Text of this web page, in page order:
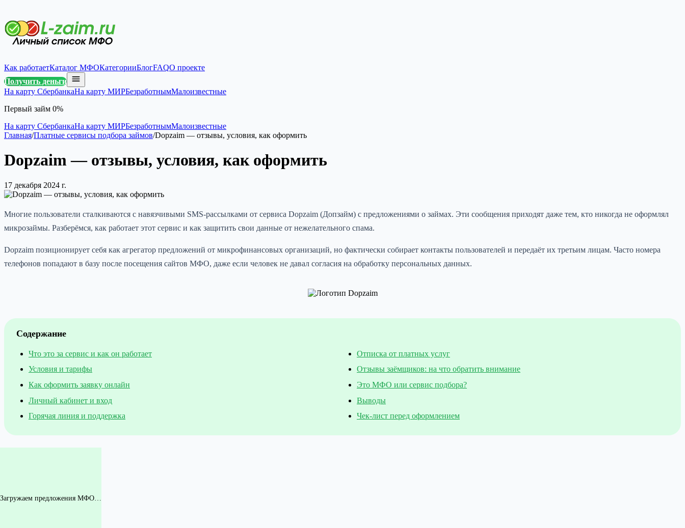
Как работаетКаталог МФОКатегорииБлогFAQО проекте
Получить деньги
На карту СбербанкаНа карту МИРБезработнымМалоизвестные
Первый займ 0%
На карту СбербанкаНа карту МИРБезработнымМалоизвестные
Главная/Платные сервисы подбора займов/Dopzaim — отзывы, условия, как оформить
Dopzaim — отзывы, условия, как оформить
17 декабря 2024 г.
Многие пользователи сталкиваются с навязчивыми SMS-рассылками от сервиса Dopzaim (Допзайм) с предложениями о займах. Эти сообщения приходят даже тем, кто никогда не оформлял
микрозаймы. Разберёмся, как работает этот сервис и как защитить свои данные от нежелательного спама.
Dopzaim позиционирует себя как агрегатор предложений от микрофинансовых организаций, но фактически собирает контакты пользователей и передаёт их третьим лицам. Часто номера
телефонов попадают в базу после посещения сайтов МФО, даже если человек не давал согласия на обработку персональных данных.
Содержание
Что это за сервис и как он работает
Условия и тарифы
Как оформить заявку онлайн
Личный кабинет и вход
Горячая линия и поддержка
Отписка от платных услуг
Отзывы заёмщиков: на что обратить внимание
Это МФО или сервис подбора?
Выводы
Чек-лист перед оформлением
Загружаем предложения МФО…